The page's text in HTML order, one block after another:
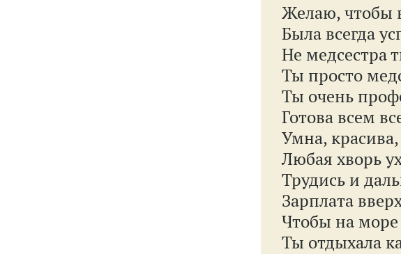
Желаю, чтобы
Была всегда
Не медсестра
Ты просто
Ты очень
Готова всем
Умна,
Любая хворь
Трудись и
Зарплата
Чтобы на море
Ты отдыхала